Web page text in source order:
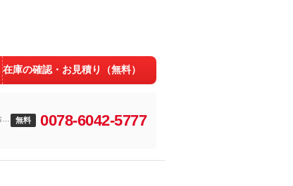
在庫の確認・お見積り（無料）
無料 0078-6042-5777